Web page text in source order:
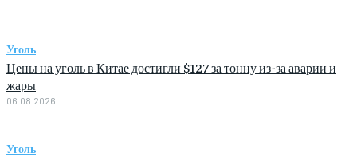
Уголь
Цены на уголь в Китае достигли $127 за тонну из-за аварии и
жары
06.08.2026
Уголь